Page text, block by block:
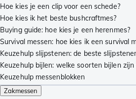
Hoe kies je een clip voor een schede?
Hoe kies ik het beste bushcraftmes?
Buying guide: hoe kies je een herenmes?
Survival messen: hoe kies ik een survival
Keuzehulp slijpstenen: de beste
Keuzehulp bijlen: welke soorten bijlen zijn
Keuzehulp messenblokken
Zakmessen